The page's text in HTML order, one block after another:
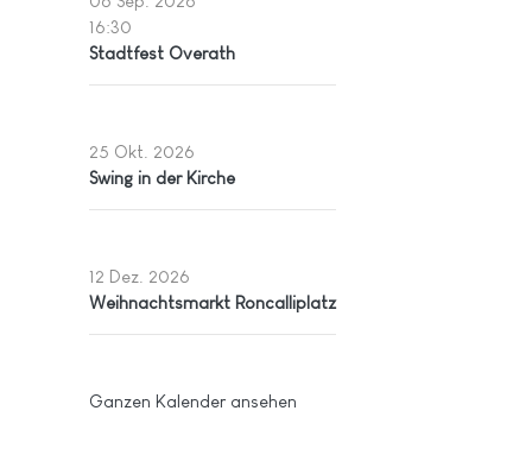
16:30
Stadtfest Overath
25 Okt. 2026
Swing in der Kirche
12 Dez. 2026
Weihnachtsmarkt Roncalliplatz
Ganzen Kalender ansehen